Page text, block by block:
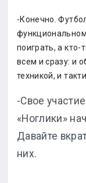
-Конечно.
поиграть, а кто-
всем и сразу: и
техникой, и
-Свое
«Ноглики»
Давайте
них.